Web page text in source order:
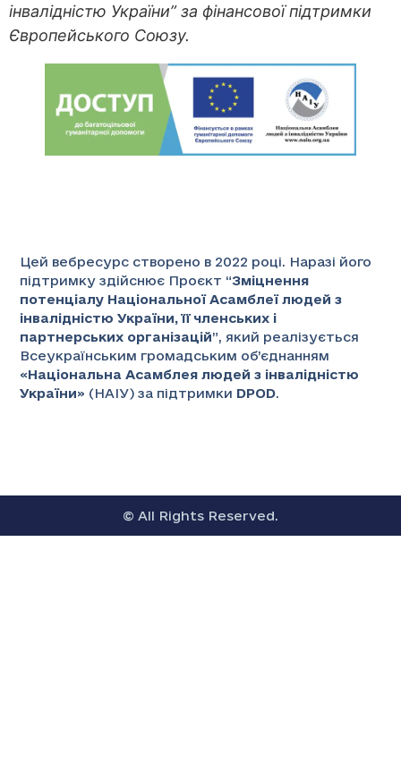
інвалідністю України” за фінансової підтримки
Європейського Союзу.
Цей вебресурс створено в 2022 році. Наразі його
підтримку здійснює Проєкт “Зміцнення
потенціалу Національної Асамблеї людей з
інвалідністю України, її членських і
партнерських організацій”, який реалізується
Всеукраїнським громадським об’єднанням
«Національна Асамблея людей з інвалідністю
України» (НАІУ) за підтримки DPOD.
© All Rights Reserved.